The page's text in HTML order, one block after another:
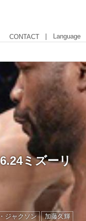
CONTACT | Language
ミズーリ
ジャクソン 加藤久輝